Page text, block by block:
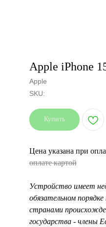
Apple iPhone
Apple
SKU:
Купить
Цена указана при
оплате картой
Устройство имеет
обязательном
странами
государства - члены